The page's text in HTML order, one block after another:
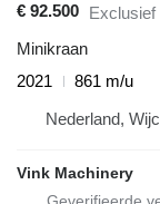
€ 92.500 Exclusief
Minikraan
2021
861 m/u
Nederland,
Vink Machinery